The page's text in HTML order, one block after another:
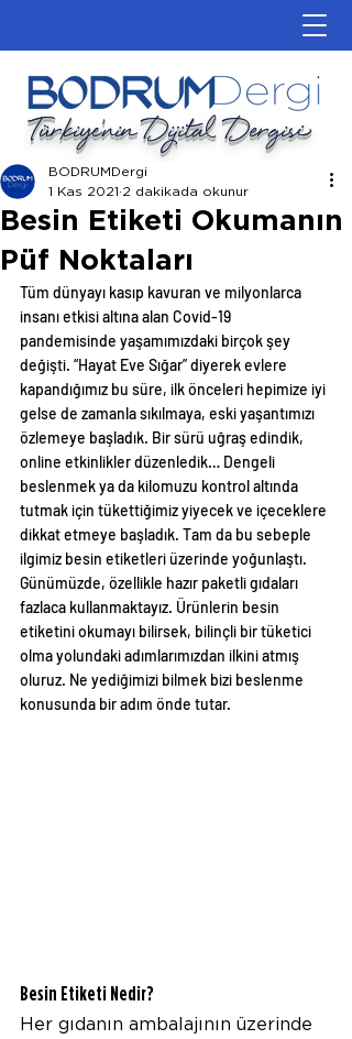
Türkiye'nin Dijital Dergisi
Besin Etiketi Okumanın
Püf Noktaları
BODRUMDergi
1 Kas 2021 2 dakikada okunur
Tüm dünyayı kasıp kavuran ve milyonlarca
insanı etkisi altına alan Covid-19
pandemisinde yaşamımızdaki birçok şey
değişti. “Hayat Eve Sığar” diyerek evlere
kapandığımız bu süre, ilk önceleri hepimize iyi
gelse de zamanla sıkılmaya, eski yaşantımızı
özlemeye başladık. Bir sürü uğraş edindik,
online etkinlikler düzenledik… Dengeli
beslenmek ya da kilomuzu kontrol altında
tutmak için tükettiğimiz yiyecek ve içeceklere
dikkat etmeye başladık. Tam da bu sebeple
ilgimiz besin etiketleri üzerinde yoğunlaştı.
Günümüzde, özellikle hazır paketli gıdaları
fazlaca kullanmaktayız. Ürünlerin besin
etiketini okumayı bilirsek, bilinçli bir tüketici
olma yolundaki adımlarımızdan ilkini atmış
oluruz. Ne yediğimizi bilmek bizi beslenme
konusunda bir adım önde tutar.
Besin Etiketi Nedir?
Her gıdanın ambalajının üzerinde